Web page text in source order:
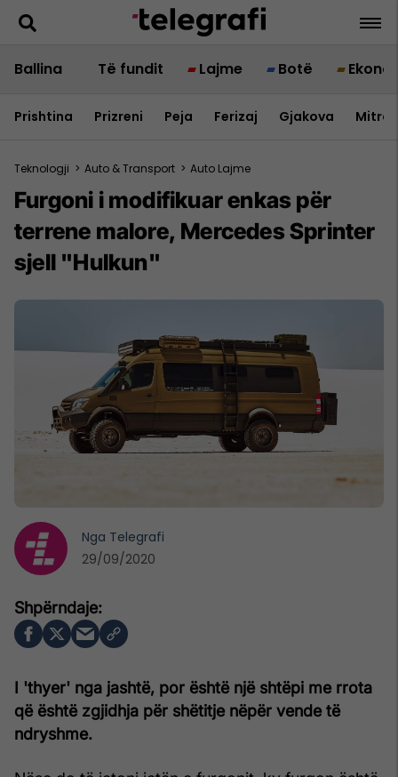
Ballina Të fundit Lajme Botë
Prishtina Prizreni Peja Ferizaj Gjakova
Teknologji > Auto & Transport > Auto Lajme
Furgoni i modifikuar enkas për
terrene malore, Mercedes Sprinter
sjell "Hulkun"
I 'thyer' nga jashtë, por është një shtëpi me rrota
që është zgjidhja për shëtitje nëpër vende të
ndryshme.
Nga Telegrafi
29/09/2020